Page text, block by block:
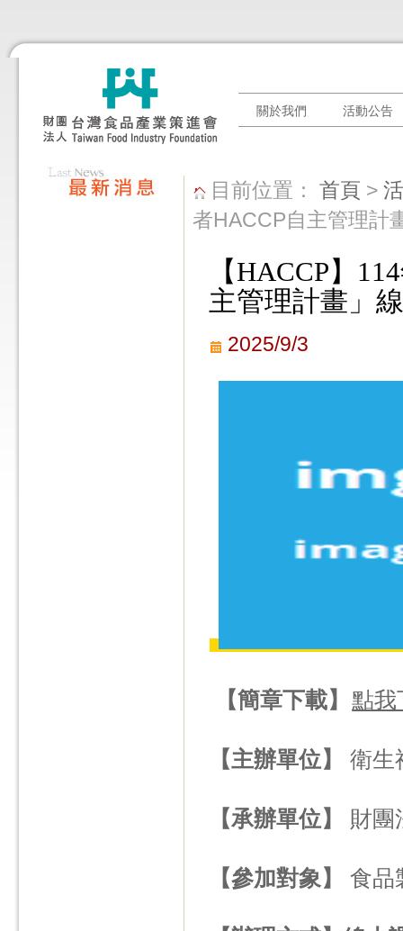
關於我們 活動公告
目前位置：首頁 >
者HACCP自主管理計
【HACCP】
主管理計畫」
2025/9/3
【簡章下載】 點我
【主辦單位】衛生
【承辦單位】 財團
【參加對象】食品